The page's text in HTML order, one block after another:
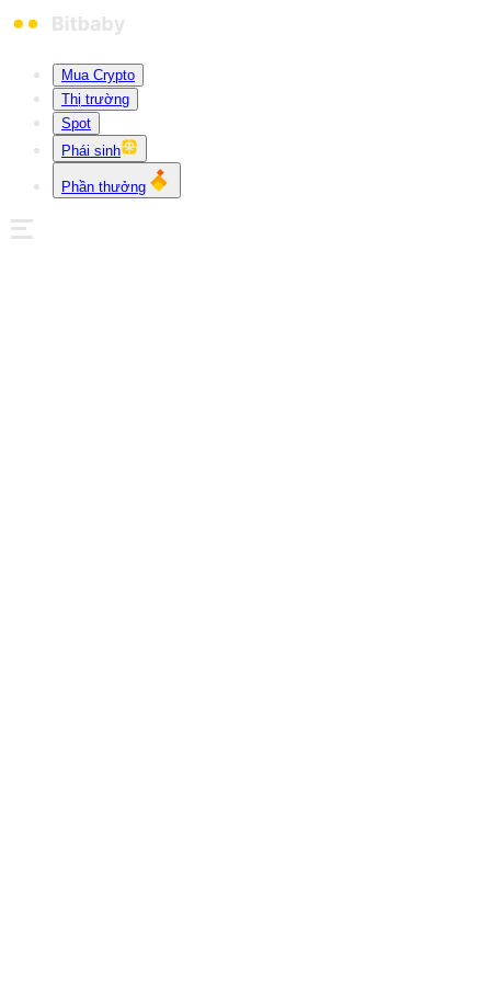
Mua Crypto
Thị trường
Spot
Phái sinh
Phần thưởng